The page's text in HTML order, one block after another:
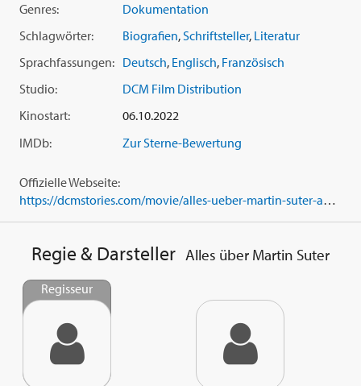
Genres:
Dokumentation
Schlagwörter:
Biografien, Schriftsteller, Literatur
Sprachfassungen: Deutsch, Englisch, Französisch
Studio:
DCM Film Distribution
Kinostart:
06.10.2022
IMDb:
Zur Sterne-Bewertung
Offizielle Webseite:
https://dcmstories.com/movie/alles-ueber-martin-suter-ausser-die-wahrheit/
Regie & Darsteller Alles über Martin Suter
Regisseur